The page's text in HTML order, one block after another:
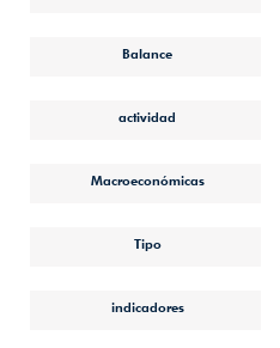
Balance
actividad
Macroeconómicas
Tipo
indicadores